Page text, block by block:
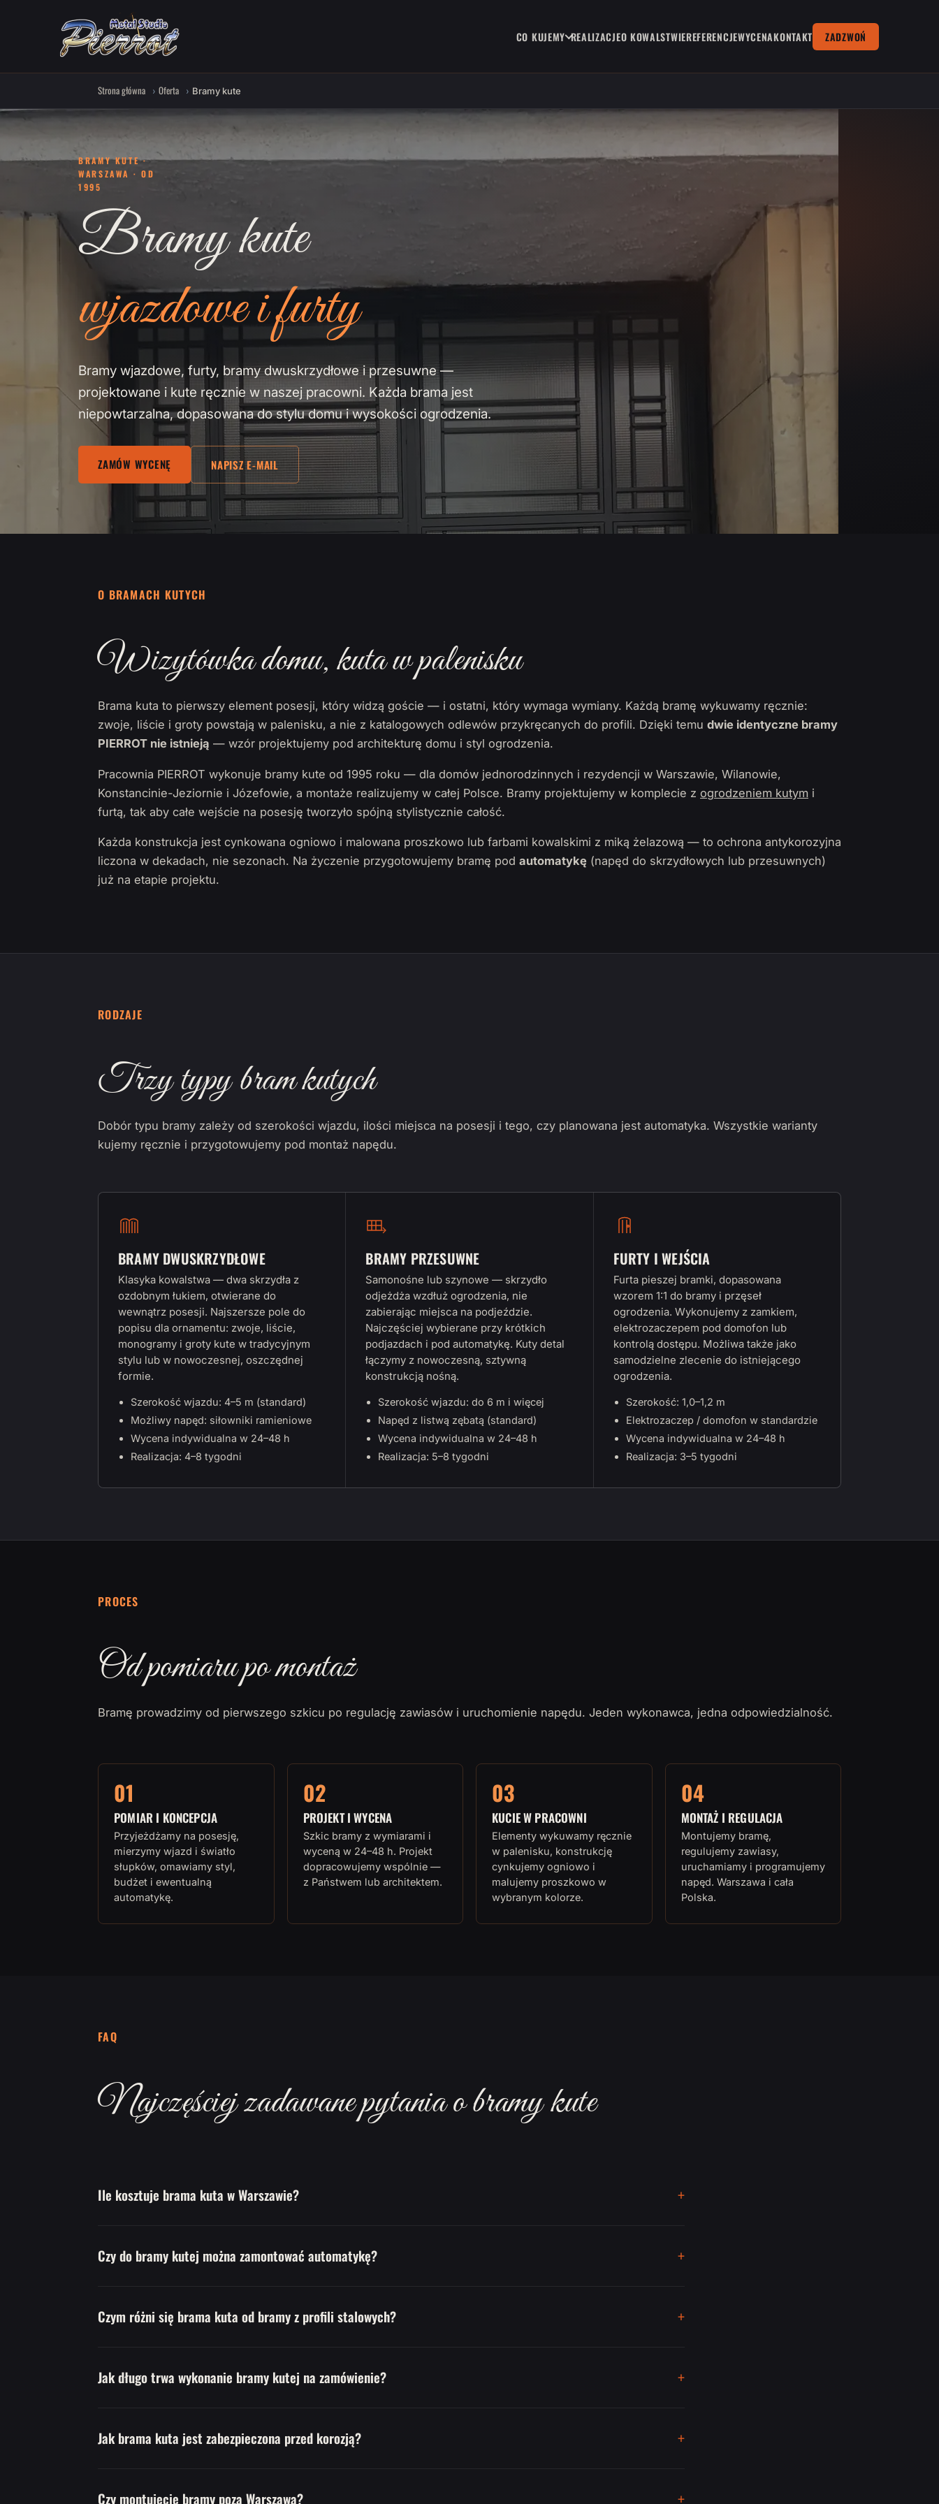
CO KUJEMY REALIZACJEO KOWALSTWIEREFERENCJEWYCENAKONTAKT ZADZWOŃ
Strona główna Oferta Bramy kute
BRAMY KUTE ·
WARSZAWA · OD
1995
Bramy kute
wjazdowe i furty
Bramy wjazdowe, furty, bramy dwuskrzydłowe i przesuwne —
projektowane i kute ręcznie w naszej pracowni. Każda brama jest
niepowtarzalna, dopasowana do stylu domu i wysokości ogrodzenia.
ZAMÓW WYCENĘ NAPISZ E-MAIL
O BRAMACH KUTYCH
Wizytówka domu, kuta w palenisku
Brama kuta to pierwszy element posesji, który widzą goście — i ostatni, który wymaga wymiany. Każdą bramę wykuwamy ręcznie:
zwoje, liście i groty powstają w palenisku, a nie z katalogowych odlewów przykręcanych do profili. Dzięki temu dwie identyczne bramy
PIERROT nie istnieją — wzór projektujemy pod architekturę domu i styl ogrodzenia.
Pracownia PIERROT wykonuje bramy kute od 1995 roku — dla domów jednorodzinnych i rezydencji w Warszawie, Wilanowie,
Konstancinie-Jeziornie i Józefowie, a montaże realizujemy w całej Polsce. Bramy projektujemy w komplecie z ogrodzeniem kutym i
furtą, tak aby całe wejście na posesję tworzyło spójną stylistycznie całość.
Każda konstrukcja jest cynkowana ogniowo i malowana proszkowo lub farbami kowalskimi z miką żelazową — to ochrona antykorozyjna
liczona w dekadach, nie sezonach. Na życzenie przygotowujemy bramę pod automatykę (napęd do skrzydłowych lub przesuwnych)
już na etapie projektu.
RODZAJE
Trzy typy bram kutych
Dobór typu bramy zależy od szerokości wjazdu, ilości miejsca na posesji i tego, czy planowana jest automatyka. Wszystkie warianty
kujemy ręcznie i przygotowujemy pod montaż napędu.
BRAMY DWUSKRZYDŁOWE
Klasyka kowalstwa — dwa skrzydła z
ozdobnym łukiem, otwierane do
wewnątrz posesji. Najszersze pole do
popisu dla ornamentu: zwoje, liście,
monogramy i groty kute w tradycyjnym
stylu lub w nowoczesnej, oszczędnej
formie.
Szerokość wjazdu: 4–5 m (standard)
Możliwy napęd: siłowniki ramieniowe
Wycena indywidualna w 24–48 h
Realizacja: 4–8 tygodni
BRAMY PRZESUWNE
Samonośne lub szynowe — skrzydło
odjeżdża wzdłuż ogrodzenia, nie
zabierając miejsca na podjeździe.
Najczęściej wybierane przy krótkich
podjazdach i pod automatykę. Kuty detal
łączymy z nowoczesną, sztywną
konstrukcją nośną.
Szerokość wjazdu: do 6 m i więcej
Napęd z listwą zębatą (standard)
Wycena indywidualna w 24–48 h
Realizacja: 5–8 tygodni
FURTY I WEJŚCIA
Furta pieszej bramki, dopasowana
wzorem 1:1 do bramy i przęseł
ogrodzenia. Wykonujemy z zamkiem,
elektrozaczepem pod domofon lub
kontrolą dostępu. Możliwa także jako
samodzielne zlecenie do istniejącego
ogrodzenia.
Szerokość: 1,0–1,2 m
Elektrozaczep / domofon w standardzie
Wycena indywidualna w 24–48 h
Realizacja: 3–5 tygodni
PROCES
Od pomiaru po montaż
Bramę prowadzimy od pierwszego szkicu po regulację zawiasów i uruchomienie napędu. Jeden wykonawca, jedna odpowiedzialność.
01
POMIAR I KONCEPCJA
Przyjeżdżamy na posesję,
mierzymy wjazd i światło
słupków, omawiamy styl,
budżet i ewentualną
automatykę.
02
PROJEKT I WYCENA
Szkic bramy z wymiarami i
wyceną w 24–48 h. Projekt
dopracowujemy wspólnie —
z Państwem lub architektem.
03
KUCIE W PRACOWNI
Elementy wykuwamy ręcznie
w palenisku, konstrukcję
cynkujemy ogniowo i
malujemy proszkowo w
wybranym kolorze.
04
MONTAŻ I REGULACJA
Montujemy bramę,
regulujemy zawiasy,
uruchamiamy i programujemy
napęd. Warszawa i cała
Polska.
FAQ
Najczęściej zadawane pytania o bramy kute
Ile kosztuje brama kuta w Warszawie?
Czy do bramy kutej można zamontować automatykę?
Czym różni się brama kuta od bramy z profili stalowych?
Jak długo trwa wykonanie bramy kutej na zamówienie?
Jak brama kuta jest zabezpieczona przed korozją?
Czy montujecie bramy poza Warszawą?